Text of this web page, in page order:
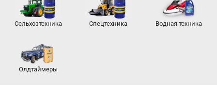
Сельхозтехника Спецтехника Водная техника
Олдтаймеры